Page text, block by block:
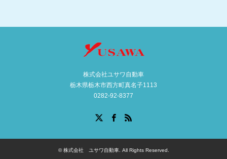
株式会社ユサワ自動車
栃木県栃木市西方町真名子1113
0282-92-8377
©株式会社 ユサワ自動車. All Rights Reserved.